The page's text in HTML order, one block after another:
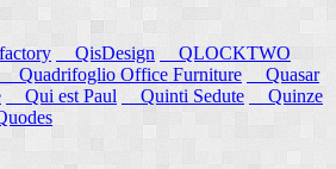
QisDesign
QLOCKTWO
Quadrifoglio Office Furniture
Quasar
Qui est Paul Quinti Sedute
Quinze